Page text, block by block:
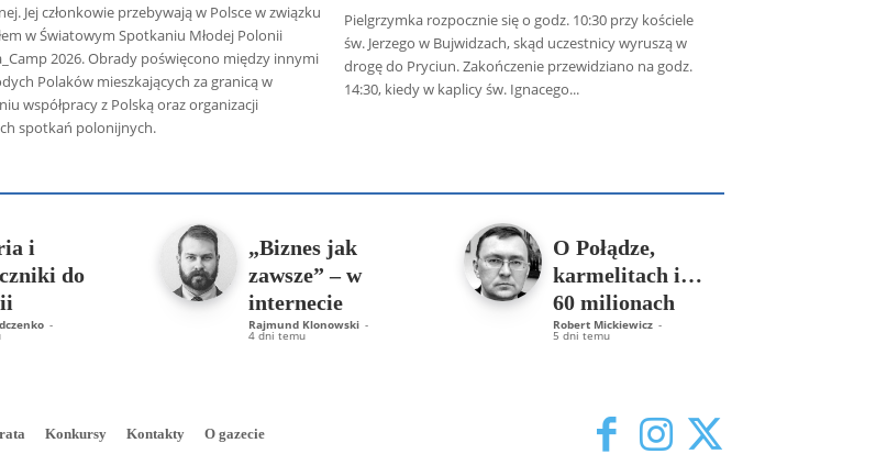
Jej członkowie przebywają w Polsce w związku
w Światowym Spotkaniu Młodej Polonii
2026. Obrady poświęcono między innymi
Polaków mieszkających za granicą w
współpracy z Polską oraz organizacji
spotkań polonijnych.
Pielgrzymka rozpocznie się o godz. 10:30 przy kościele
św. Jerzego w Bujwidzach, skąd uczestnicy wyruszą w
drogę do Pryciun. Zakończenie przewidziano na godz.
14:30, kiedy w kaplicy św. Ignacego...
Płokszto Grzegorz Górny
i
do
-
„Biznes jak
zawsze” – w
internecie
Rajmund Klonowski -
4 dni temu
O Połądze,
karmelitach i…
60 milionach
Robert Mickiewicz -
5 dni temu
Konkursy Kontakty O gazecie